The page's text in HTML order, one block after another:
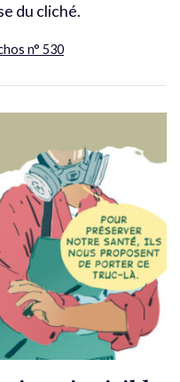
du cliché.
n° 530